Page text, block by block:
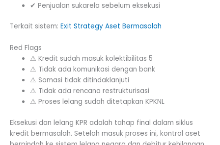
✔ Penjualan sukarela sebelum eksekusi
Terkait sistem: Exit Strategy Aset Bermasalah
Red Flags
⚠ Kredit sudah masuk kolektibilitas 5
⚠ Tidak ada komunikasi dengan bank
⚠ Somasi tidak ditindaklanjuti
⚠ Tidak ada rencana restrukturisasi
⚠ Proses lelang sudah ditetapkan KPKNL
Eksekusi dan lelang KPR adalah tahap final dalam siklus
kredit bermasalah. Setelah masuk proses ini, kontrol aset